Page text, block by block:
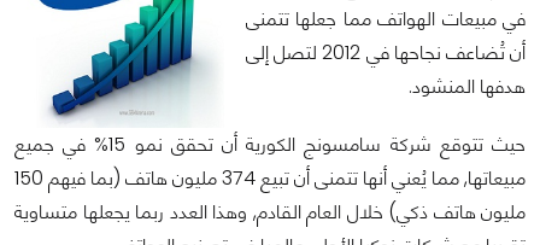
في مبيعات الهواتف مما جعلها تتمنى
أن تُضاعف نجاحها في 2012 لتصل إلى
هدفها المنشود.
حيث تتوقع شركة سامسونج الكورية أن تحقق نمو 15% في جميع
مبيعاتها, مما يُعني أنها تتمنى أن تبيع 374 مليون هاتف (بما فيهم 150
مليون هاتف ذكي) خلال العام القادم, وهذا العدد ربما يجعلها متساوية